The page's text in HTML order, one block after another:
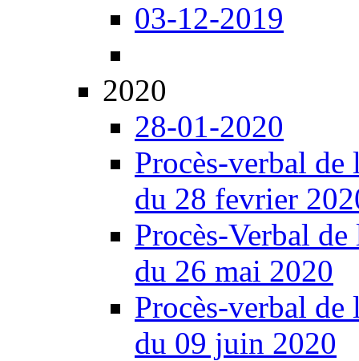
03-12-2019
2020
28-01-2020
Procès-verbal
du 28 fevrier
Procès-Verbal
du 26 mai 2020
Procès-verbal
du 09 juin 2020